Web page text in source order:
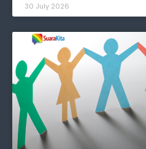
30 July 2026